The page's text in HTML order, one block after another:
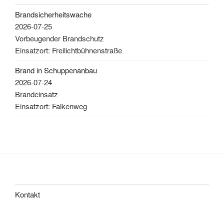
Brandsicherheitswache
2026-07-25
Vorbeugender Brandschutz
Einsatzort: Freilichtbühnenstraße
Brand in Schuppenanbau
2026-07-24
Brandeinsatz
Einsatzort: Falkenweg
Kontakt